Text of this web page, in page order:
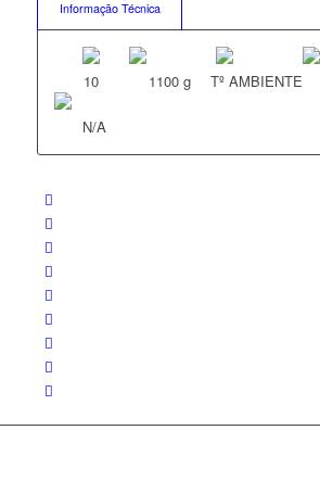
Informação Técnica
10 1100 g Tº AMBIENTE
N/A